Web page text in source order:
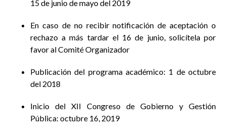
15 de junio de mayo del 2019
En caso de no recibir notificación de aceptación o
rechazo a más tardar el 16 de junio, solicítela por
favor al Comité Organizador
Publicación del programa académico: 1 de octubre
del 2018
Inicio del XII Congreso de Gobierno y Gestión
Pública: octubre 16, 2019